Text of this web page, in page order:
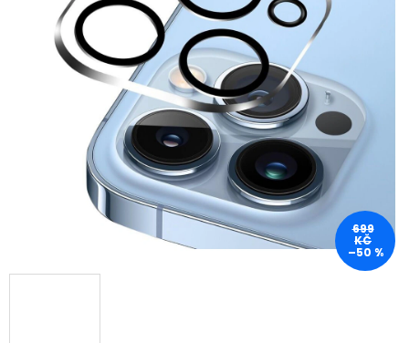
hvězdiček.
699
KČ
–50 %